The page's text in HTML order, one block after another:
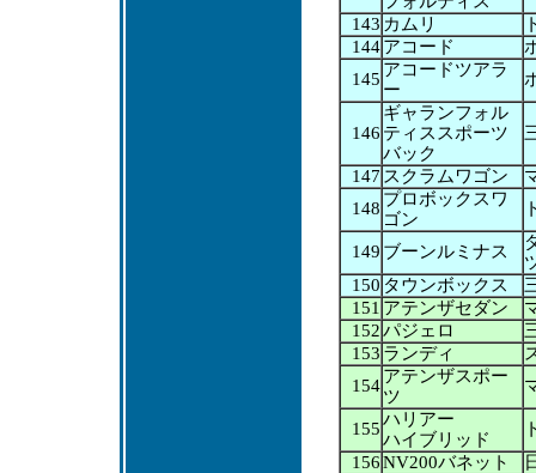
143 カムリ
144 アコード
145 アコードツアラ
ー
146
ギャランフォル
ティススポーツ
バック
147 スクラムワゴン
148 プロボックスワ
ゴン
149 ブーンルミナス
150 タウンボックス
151 アテンザセダン
152パジェロ
153 ランディ
154 アテンザスポー
ツ
155ハリアー
ハイブリッド
156NV200バネット